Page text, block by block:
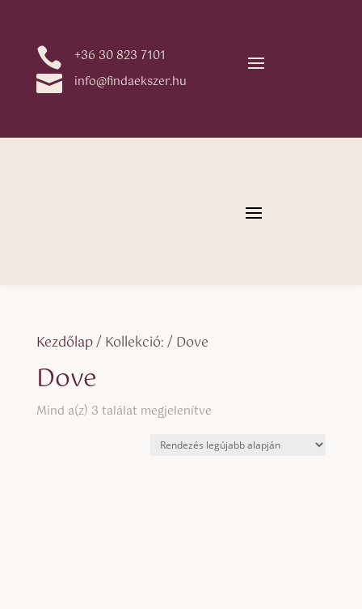
 +36 30 823 7101
 info@findaekszer.hu
Kezdőlap/ Kollekció: / Dove
Dove
Mind a(z) 3 találat megjelenítveSorted
latest